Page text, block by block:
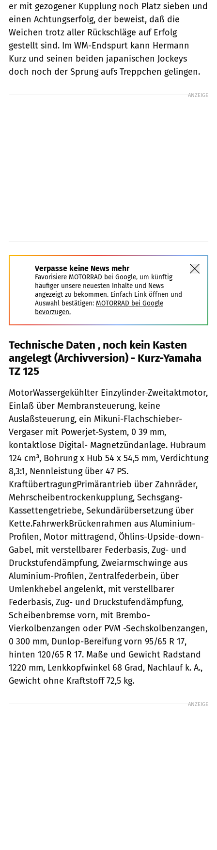
er mit gezogener Kupplung noch Platz sieben und
einen Achtungserfolg, der beweist, daß die
Weichen trotz aller Rückschläge auf Erfolg
gestellt sind. Im WM-Endspurt kann Hermann
Kurz und seinen beiden japanischen Jockeys
doch noch der Sprung aufs Treppchen gelingen.
ANZEIGE
Verpasse keine News mehr
Favorisiere MOTORRAD bei Google, um künftig
häufiger unsere neuesten Inhalte und News
angezeigt zu bekommen. Einfach Link öffnen und
Auswahl bestätigen: MOTORRAD bei Google
bevorzugen.
Technische Daten , noch kein Kasten
angelegt (Archivversion) - Kurz-Yamaha
TZ 125
MotorWassergekühlter Einzylinder-Zweitaktmotor,
Einlaß über Membransteuerung, keine
Auslaßsteuerung, ein Mikuni-Flachschieber-
Vergaser mit Powerjet-System, 0 39 mm,
kontaktlose Digital- Magnetzündanlage. Hubraum
124 cm³, Bohrung x Hub 54 x 54,5 mm, Verdichtung
8,3:1, Nennleistung über 47 PS.
KraftübertragungPrimärantrieb über Zahnräder,
Mehrscheibentrockenkupplung, Sechsgang-
Kassettengetriebe, Sekundärübersetzung über
Kette.FahrwerkBrückenrahmen aus Aluminium-
Profilen, Motor mittragend, Öhlins-Upside-down-
Gabel, mit verstellbarer Federbasis, Zug- und
Druckstufendämpfung, Zweiarmschwinge aus
Aluminium-Profilen, Zentralfederbein, über
Umlenkhebel angelenkt, mit verstellbarer
Federbasis, Zug- und Druckstufendämpfung,
Scheibenbremse vorn, mit Brembo-
Vierkolbenzangen oder PVM -Sechskolbenzangen,
0 300 mm, Dunlop-Bereifung vorn 95/65 R 17,
hinten 120/65 R 17. Maße und Gewicht Radstand
1220 mm, Lenkkopfwinkel 68 Grad, Nachlauf k. A.,
Gewicht ohne Kraftstoff 72,5 kg.
ANZEIGE